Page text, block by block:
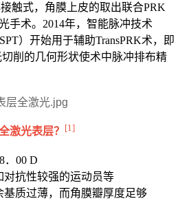
触式，角膜上皮的取出联合PRK
手术。2014年，智能脉冲技术
SPT）开始用于辅助TransPRK术，即
削的几何形状使术中脉冲排布精
激光表层？ [1]
．00 D
对抗性较强的运动员等
基质过薄，而角膜瓣厚度足够